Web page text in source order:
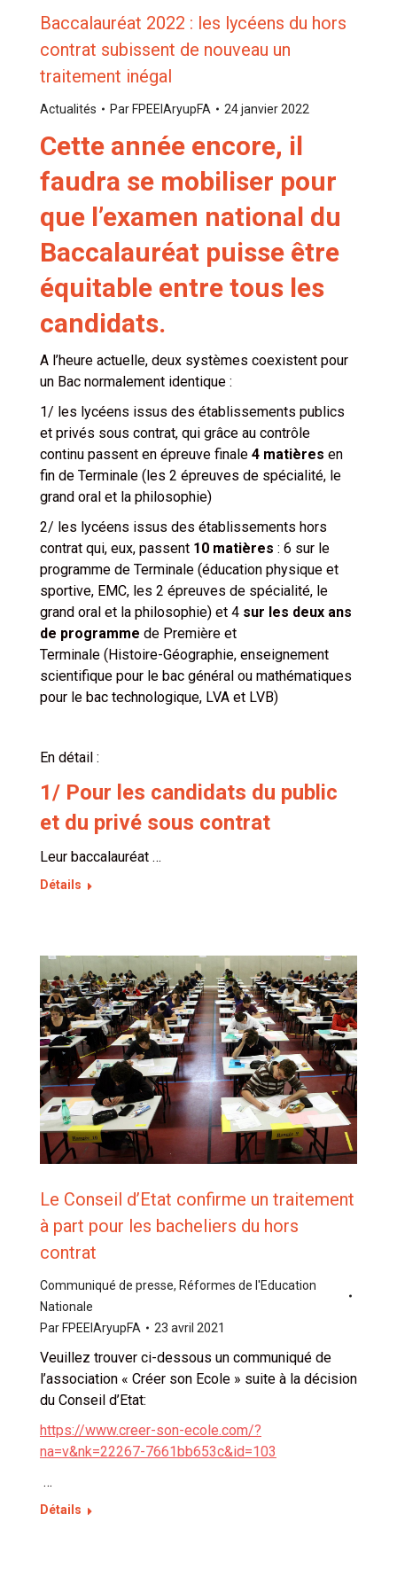
Baccalauréat 2022 : les lycéens du hors
contrat subissent de nouveau un
traitement inégal
Actualités Par FPEEIAryupFA 24 janvier 2022
Cette année encore, il
faudra se mobiliser pour
que l’examen national du
Baccalauréat puisse être
équitable entre tous les
candidats.
A l’heure actuelle, deux systèmes coexistent pour
un Bac normalement identique :
1/ les lycéens issus des établissements publics
et privés sous contrat, qui grâce au contrôle
continu passent en épreuve finale 4 matières en
fin de Terminale (les 2 épreuves de spécialité, le
grand oral et la philosophie)
2/ les lycéens issus des établissements hors
contrat qui, eux, passent 10 matières : 6 sur le
programme de Terminale (éducation physique et
sportive, EMC, les 2 épreuves de spécialité, le
grand oral et la philosophie) et 4 sur les deux ans
de programme de Première et
Terminale (Histoire-Géographie, enseignement
scientifique pour le bac général ou mathématiques
pour le bac technologique, LVA et LVB)
En détail :
1/ Pour les candidats du public
et du privé sous contrat
Leur baccalauréat …
Détails
Le Conseil d’Etat confirme un traitement
à part pour les bacheliers du hors
contrat
Communiqué de presse, Réformes de l'Education
Nationale
Par FPEEIAryupFA 23 avril 2021
Veuillez trouver ci-dessous un communiqué de
l’association « Créer son Ecole » suite à la décision
du Conseil d’Etat:
https://www.creer-son-ecole.com/?
na=v&nk=22267-7661bb653c&id=103
…
Détails